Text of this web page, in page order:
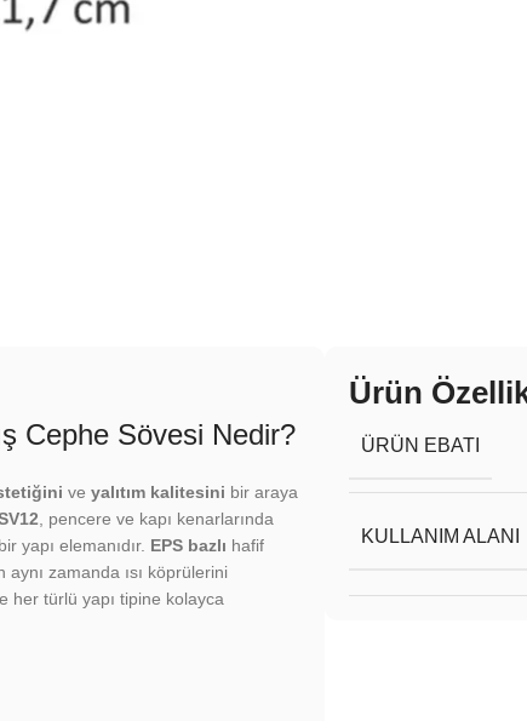
Cephe Sövesi Nedir?
ve yalıtım kalitesini bir araya
, pencere ve kapı kenarlarında
yapı elemanıdır. EPS bazlı hafif
zamanda ısı köprülerini
her türlü yapı tipine kolayca
Ürün
ÜRÜN EBATI
KULLANIM ALANI